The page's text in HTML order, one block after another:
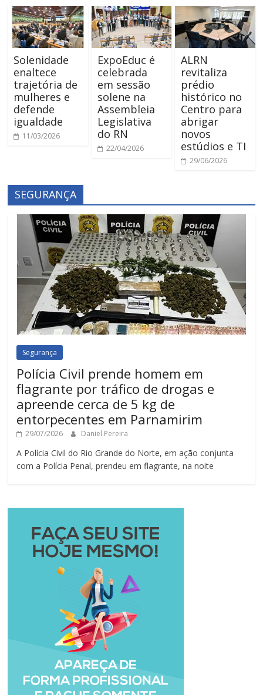
Solenidade
enaltece
trajetória de
mulheres e
defende
igualdade
11/03/2026
ExpoEduc é
celebrada
em sessão
solene na
Assembleia
Legislativa
do RN
22/04/2026
ALRN
revitaliza
prédio
histórico no
Centro para
abrigar
novos
estúdios e TI
29/06/2026
SEGURANÇA
Segurança
Polícia Civil prende homem em
flagrante por tráfico de drogas e
apreende cerca de 5 kg de
entorpecentes em Parnamirim
29/07/2026 Daniel Pereira
A Polícia Civil do Rio Grande do Norte, em ação conjunta
com a Polícia Penal, prendeu em flagrante, na noite